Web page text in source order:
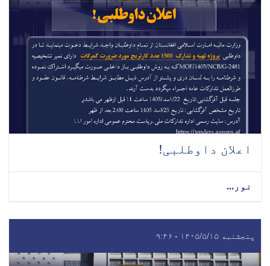
اعلان داوطلبی!
نور...
پنجشنبه ۱۴۰۵/۵/۱۵ - ۹:۴۶